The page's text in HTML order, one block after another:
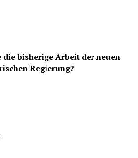
die bisherige Arbeit der neuen
Regierung?